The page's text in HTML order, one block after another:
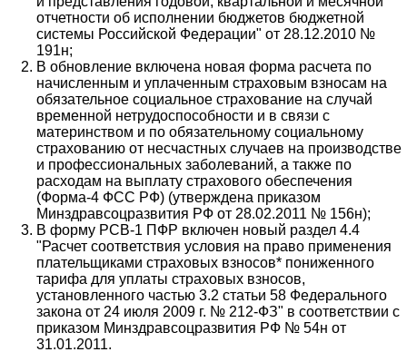
отчетности об исполнении бюджетов бюджетной
системы Российской Федерации" от 28.12.2010 №
191н;
В обновление включена новая форма расчета по
начисленным и уплаченным страховым взносам на
обязательное социальное страхование на случай
временной нетрудоспособности и в связи с
материнством и по обязательному социальному
страхованию от несчастных случаев на производстве
и профессиональных заболеваний, а также по
расходам на выплату страхового обеспечения
(Форма-4 ФСС РФ) (утверждена приказом
Минздравсоцразвития РФ от 28.02.2011 № 156н);
В форму РСВ-1 ПФР включен новый раздел 4.4
"Расчет соответствия условия на право применения
плательщиками страховых взносов* пониженного
тарифа для уплаты страховых взносов,
установленного частью 3.2 статьи 58 Федерального
закона от 24 июля 2009 г. № 212-ФЗ" в соответствии с
приказом Минздравсоцразвития РФ № 54н от
31.01.2011.